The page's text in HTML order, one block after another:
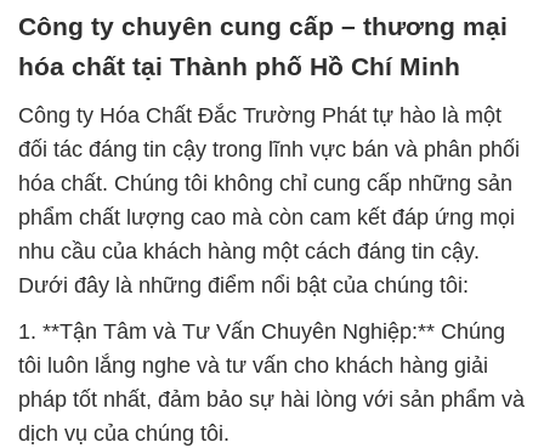
Công ty chuyên cung cấp – thương mại
hóa chất tại Thành phố Hồ Chí Minh
Công ty Hóa Chất Đắc Trường Phát tự hào là một
đối tác đáng tin cậy trong lĩnh vực bán và phân phối
hóa chất. Chúng tôi không chỉ cung cấp những sản
phẩm chất lượng cao mà còn cam kết đáp ứng mọi
nhu cầu của khách hàng một cách đáng tin cậy.
Dưới đây là những điểm nổi bật của chúng tôi:
1. **Tận Tâm và Tư Vấn Chuyên Nghiệp:** Chúng
tôi luôn lắng nghe và tư vấn cho khách hàng giải
pháp tốt nhất, đảm bảo sự hài lòng với sản phẩm và
dịch vụ của chúng tôi.